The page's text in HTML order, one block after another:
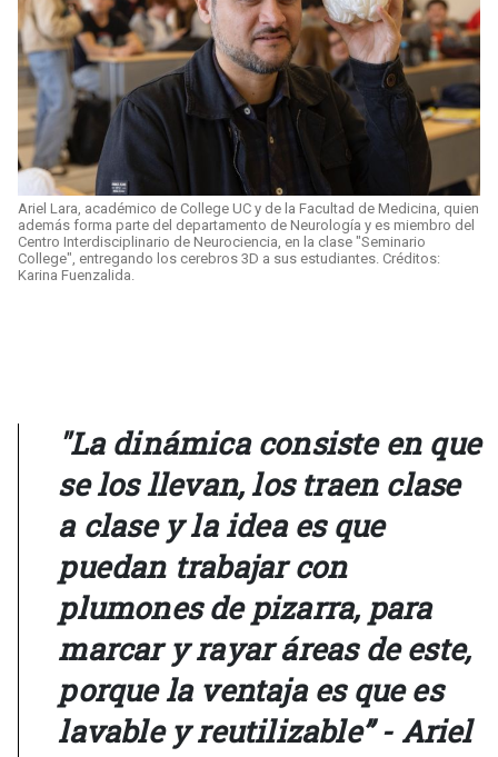
Ariel Lara, académico de College UC y de la Facultad de Medicina, quien
además forma parte del departamento de Neurología y es miembro del
Centro Interdisciplinario de Neurociencia, en la clase "Seminario
College", entregando los cerebros 3D a sus estudiantes. Créditos:
Karina Fuenzalida.
"La dinámica consiste en que
se los llevan, los traen clase
a clase y la idea es que
puedan trabajar con
plumones de pizarra, para
marcar y rayar áreas de este,
porque la ventaja es que es
lavable y reutilizable” - Ariel